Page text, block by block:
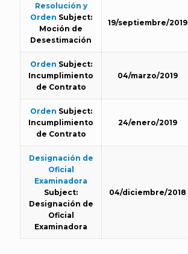
Resolución y
Orden Subject:
Moción de
Desestimación
19/septiembre/2019
Orden Subject:
Incumplimiento
de Contrato
04/marzo/2019
Orden Subject:
Incumplimiento
de Contrato
24/enero/2019
Designación de
Oficial
Examinadora
Subject:
Designación de
Oficial
Examinadora
04/diciembre/2018